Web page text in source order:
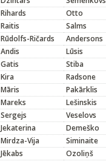
Rihards
Otto
Raitis Salms
Rūdolfs-Ričards Andersons
Andis Lūsis
Gatis Stiba
Kira Radsone
Māris Pakārklis
Mareks Lešinskis
Sergejs Veselovs
Jekaterina Demeško
Mirdza-Vija Siminaite
Jēkabs
Ozoliņš